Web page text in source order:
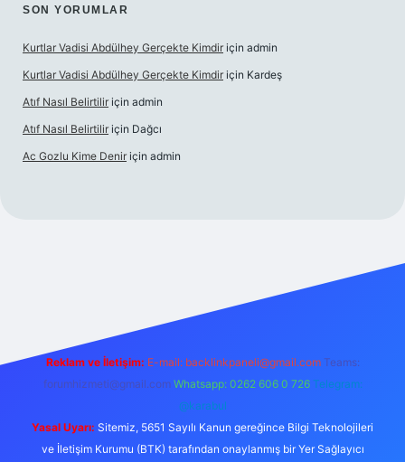
SON YORUMLAR
Kurtlar Vadisi Abdülhey Gerçekte Kimdir için admin
Kurtlar Vadisi Abdülhey Gerçekte Kimdir için Kardeş
Atıf Nasıl Belirtilir için admin
Atıf Nasıl Belirtilir için Dağcı
Ac Gozlu Kime Denir için admin
Reklam ve İletişim: E-mail: backlinkpaneli@gmail.com Teams:
forumhizmeti@gmail.com Whatsapp: 0262 606 0 726 Telegram:
@karabul
Yasal Uyarı: Sitemiz, 5651 Sayılı Kanun gereğince Bilgi Teknolojileri
ve İletişim Kurumu (BTK) tarafından onaylanmış bir Yer Sağlayıcı